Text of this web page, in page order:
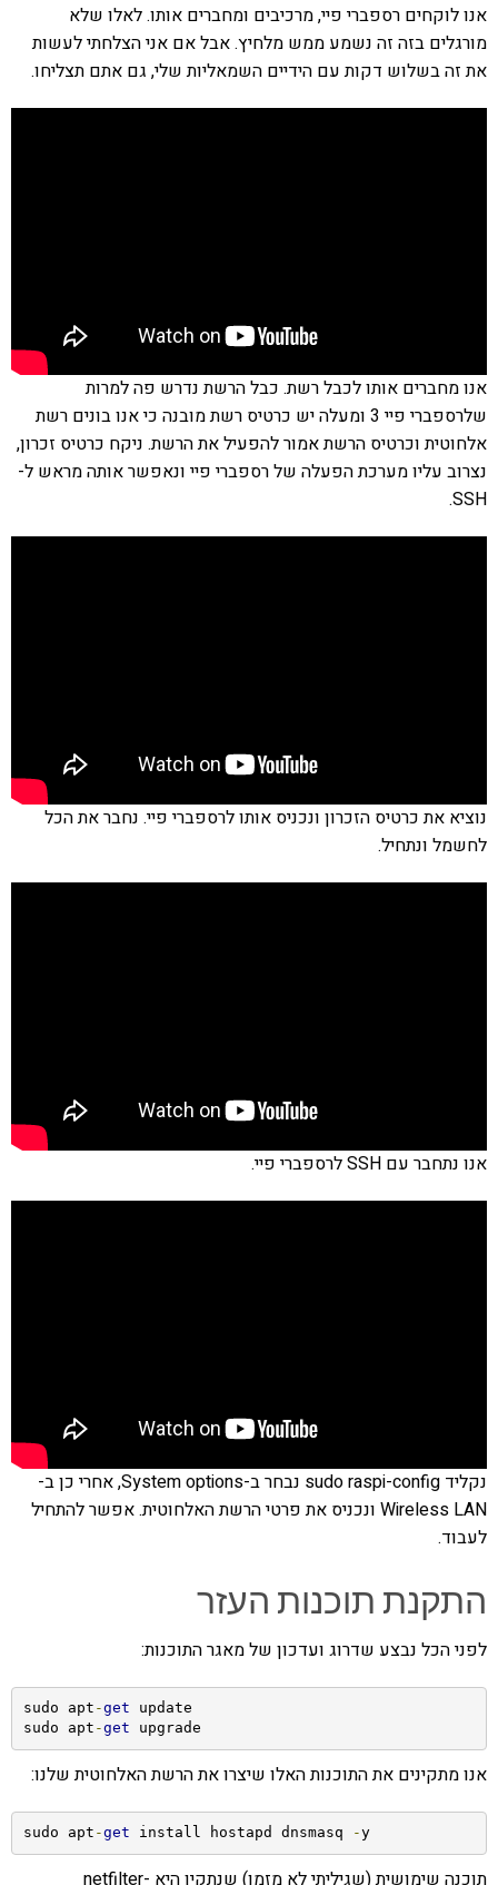
אנו לוקחים רספברי פיי, מרכיבים ומחברים אותו. לאלו שלא
מורגלים בזה זה נשמע ממש מלחיץ. אבל אם אני הצלחתי לעשות
את זה בשלוש דקות עם הידיים השמאליות שלי, גם אתם תצליחו.
אנו מחברים אותו לכבל רשת. כבל הרשת נדרש פה למרות
שלרספברי פיי 3 ומעלה יש כרטיס רשת מובנה כי אנו בונים רשת
אלחוטית וכרטיס הרשת אמור להפעיל את הרשת. ניקח כרטיס זכרון,
נצרוב עליו מערכת הפעלה של רספברי פיי ונאפשר אותה מראש ל-
SSH.
נוציא את כרטיס הזכרון ונכניס אותו לרספברי פיי. נחבר את הכל
לחשמל ונתחיל.
אנו נתחבר עם SSH לרספברי פיי.
נקליד sudo raspi-config נבחר ב-System options, אחרי כן ב-
Wireless LAN ונכניס את פרטי הרשת האלחוטית. אפשר להתחיל
לעבוד.
התקנת תוכנות העזר
לפני הכל נבצע שדרוג ועדכון של מאגר התוכנות:
sudo apt -get update
sudo apt -get upgrade
אנו מתקינים את התוכנות האלו שיצרו את הרשת האלחוטית שלנו:
sudo apt -get install hostapd dnsmasq -y
תוכנה שימושית (שגיליתי לא מזמן) שנתקין היא netfilter-